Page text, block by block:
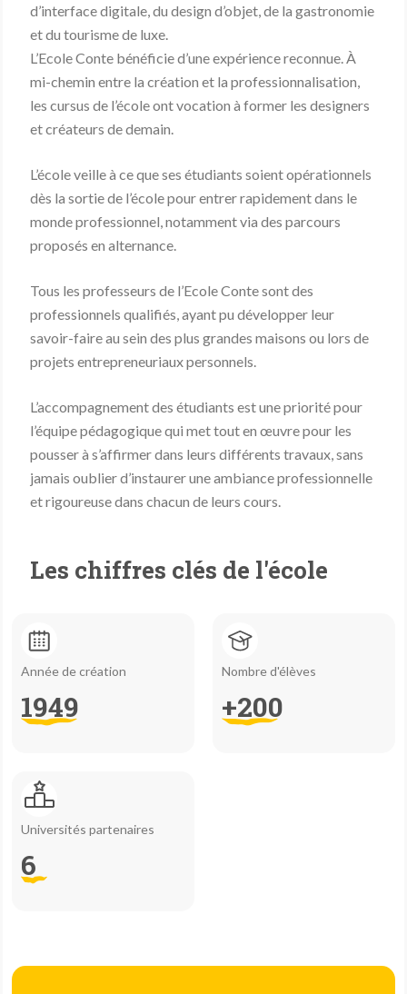
d’interface digitale, du design d’objet, de la gastronomie
et du tourisme de luxe.
L’Ecole Conte bénéficie d’une expérience reconnue. À
mi-chemin entre la création et la professionnalisation,
les cursus de l’école ont vocation à former les designers
et créateurs de demain.
L’école veille à ce que ses étudiants soient opérationnels
dès la sortie de l’école pour entrer rapidement dans le
monde professionnel, notamment via des parcours
proposés en alternance.
Tous les professeurs de l’Ecole Conte sont des
professionnels qualifiés, ayant pu développer leur
savoir-faire au sein des plus grandes maisons ou lors de
projets entrepreneuriaux personnels.
L’accompagnement des étudiants est une priorité pour
l’équipe pédagogique qui met tout en œuvre pour les
pousser à s’affirmer dans leurs différents travaux, sans
jamais oublier d’instaurer une ambiance professionnelle
et rigoureuse dans chacun de leurs cours.
Les chiffres clés de l'école
Année de création
1949
Nombre d'élèves
+200
Universités partenaires
6